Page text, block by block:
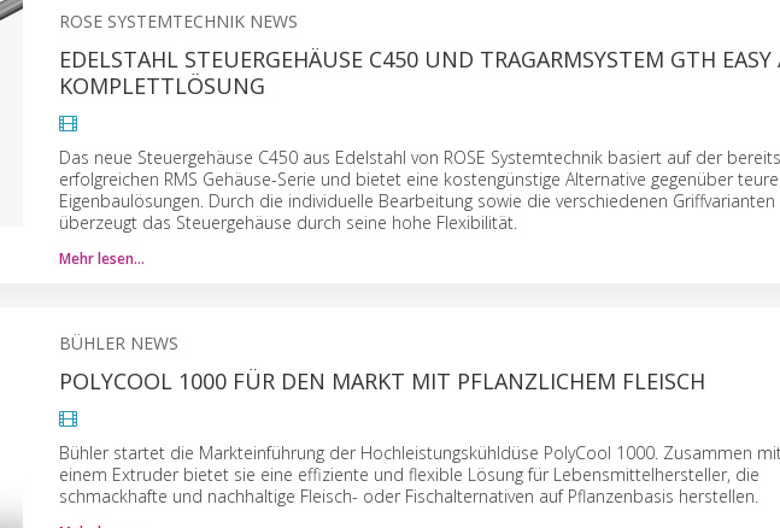
ROSE SYSTEMTECHNIK NEWS
EDELSTAHL STEUERGEHÄUSE C450 UND TRAGARMSYSTEM GTH EASY
KOMPLETTLÖSUNG
Das neue Steuergehäuse C450 aus Edelstahl von ROSE Systemtechnik basiert auf der bereits
erfolgreichen RMS Gehäuse-Serie und bietet eine kostengünstige Alternative gegenüber
Eigenbaulösungen. Durch die individuelle Bearbeitung sowie die verschiedenen Griffvarianten
überzeugt das Steuergehäuse durch seine hohe Flexibilität.
Mehr lesen…
BÜHLER NEWS
POLYCOOL 1000 FÜR DEN MARKT MIT PFLANZLICHEM FLEISCH
Bühler startet die Markteinführung der Hochleistungskühldüse PolyCool 1000. Zusammen
einem Extruder bietet sie eine effiziente und flexible Lösung für Lebensmittelhersteller, die
schmackhafte und nachhaltige Fleisch- oder Fischalternativen auf Pflanzenbasis herstellen.